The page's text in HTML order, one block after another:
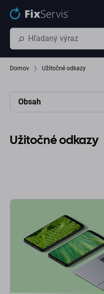
Preskočiť na hlavný obsah
Domov Užitočné odkazy
Obsah
Užitočné odkazy